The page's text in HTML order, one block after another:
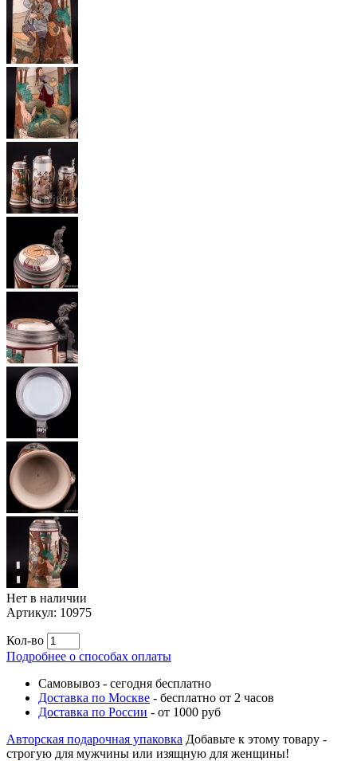
Нет в наличии
Артикул: 10975
Кол-во
Подробнее о способах оплаты
Самовывоз - сегодня бесплатно
Доставка по Москве - бесплатно от 2 часов
Доставка по России - от 1000 руб
Авторская подарочная упаковка Добавьте к этому товару -
строгую для мужчины или изящную для женщины!